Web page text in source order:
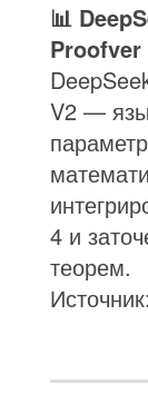
📊
Proofver
V2 —
4 и
теорем.
Источник: